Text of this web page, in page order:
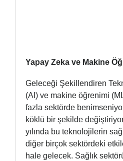
Yapay Zeka ve Makine
Geleceği Şekillendiren
(AI) ve makine öğrenimi
fazla sektörde benimseniyor
köklü bir şekilde
yılında bu teknolojilerin
diğer birçok sektördeki
hale gelecek. Sağlık